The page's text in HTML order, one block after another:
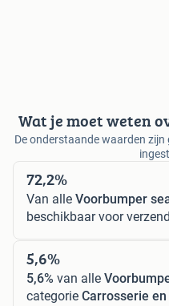
Wat je moet weten
De onderstaande waarden
72,2%
Van alle Voorbumper
beschikbaar voor
5,6%
5,6% van alle
categorie Carrosserie